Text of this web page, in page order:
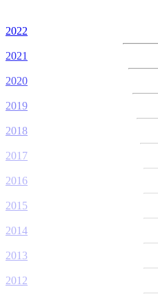
2022
2021
2020
2019
2018
2017
2016
2015
2014
2013
2012